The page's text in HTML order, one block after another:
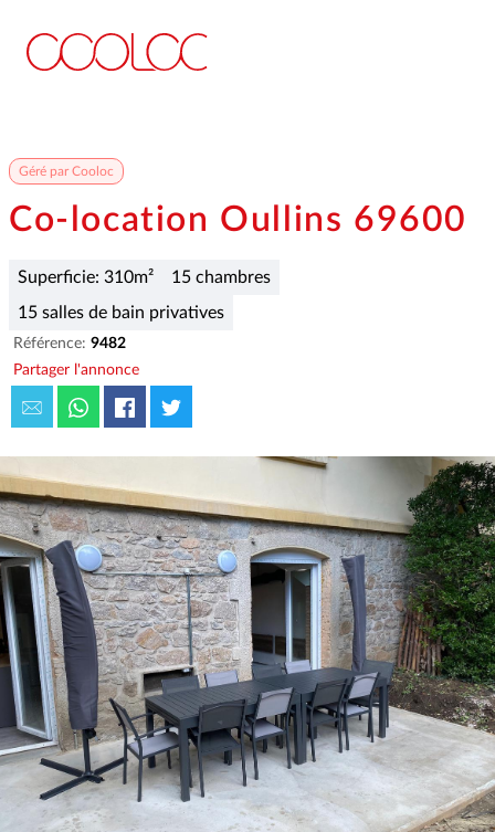
Géré par Cooloc
Co-location Oullins 69600
Superficie: 310m²
15 chambres
15 salles de bain privatives
Référence: 9482
Partager l'annonce